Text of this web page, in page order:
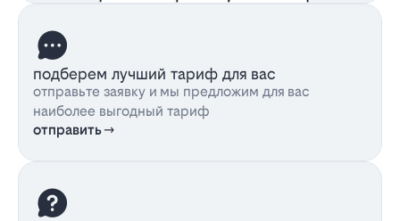
подберем лучший тариф для вас
отправьте заявку и мы предложим для вас
наиболее выгодный тариф
отправить